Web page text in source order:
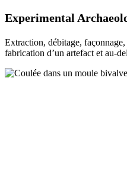
Experimental
Extraction, débitage,
fabrication d’un artefact et au-